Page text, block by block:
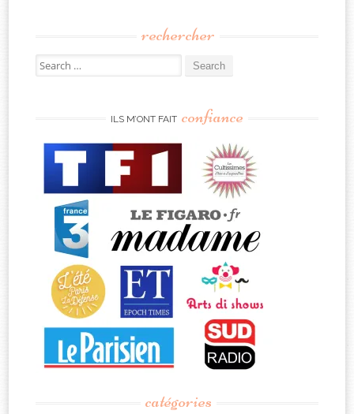
rechercher
Search
for:
ILS M’ONT FAIT confiance
catégories